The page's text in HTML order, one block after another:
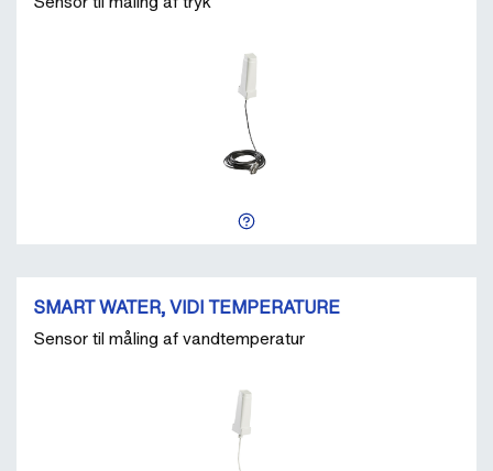
SMART WATER, VIDI TEMPERATURE
Sensor til måling af vandtemperatur